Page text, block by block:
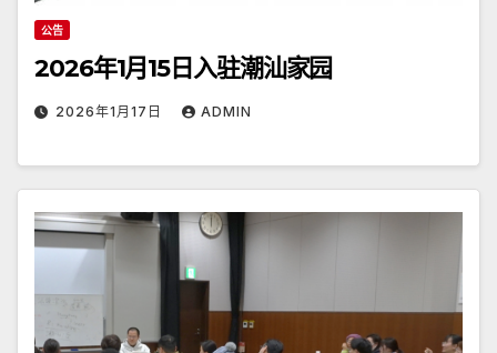
公告
2026年1月15日入驻潮汕家园
2026年1月17日 ADMIN